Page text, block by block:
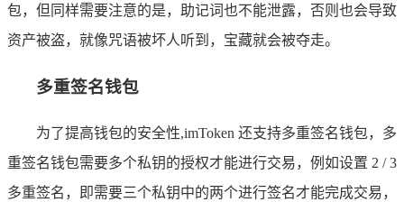
包，但同样需要注意的是，助记词也不能泄露，否则也会导致
资产被盗，就像咒语被坏人听到，宝藏就会被夺走。
多重签名钱包
为了提高钱包的安全性,imToken 还支持多重签名钱包，多
重签名钱包需要多个私钥的授权才能进行交易，例如设置 2 / 3
多重签名，即需要三个私钥中的两个进行签名才能完成交易，